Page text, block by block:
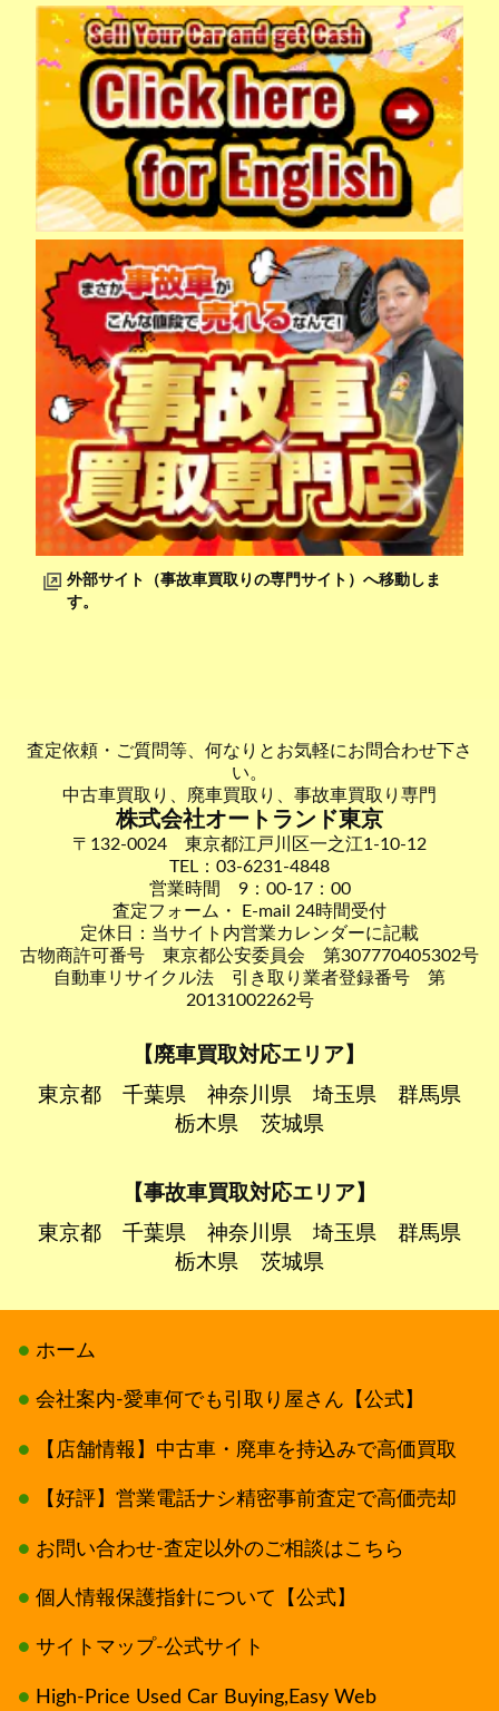
外部サイト（事故車買取りの専門サイト）へ移動しま
す。
査定依頼・ご質問等、何なりとお気軽にお問合わせ下さ
い。
中古車買取り、廃車買取り、事故車買取り専門
株式会社オートランド東京
〒132-0024 東京都江戸川区一之江1-10-12
TEL：03-6231-4848
営業時間 9：00-17：00
査定フォーム・ E-mail 24時間受付
定休日：当サイト内営業カレンダーに記載
古物商許可番号 東京都公安委員会 第307770405302号
自動車リサイクル法 引き取り業者登録番号 第
20131002262号
【廃車買取対応エリア】
東京都
千葉県 神奈川県 埼玉県
群馬県
栃木県
茨城県
【事故車買取対応エリア】
東京都
千葉県 神奈川県 埼玉県
群馬県
栃木県
茨城県
ホーム
会社案内-愛車何でも引取り屋さん【公式】
【店舗情報】中古車・廃車を持込みで高価買取
【好評】営業電話ナシ精密事前査定で高価売却
お問い合わせ-査定以外のご相談はこちら
個人情報保護指針について【公式】
サイトマップ-公式サイト
High-Price Used Car Buying,Easy Web